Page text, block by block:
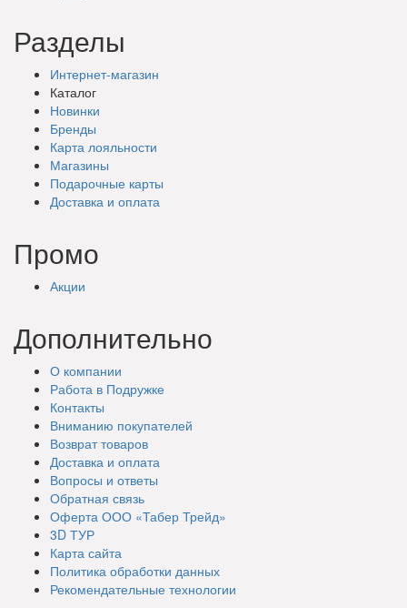
Разделы
Интернет-магазин
Каталог
Новинки
Бренды
Карта лояльности
Магазины
Подарочные карты
Доставка и оплата
Промо
Акции
Дополнительно
О компании
Работа в Подружке
Контакты
Вниманию покупателей
Возврат товаров
Доставка и оплата
Вопросы и ответы
Обратная связь
Оферта ООО «Табер Трейд»
3D ТУР
Карта сайта
Политика обработки данных
Рекомендательные технологии